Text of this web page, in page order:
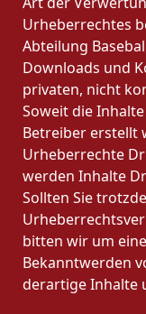
Urheberrechtes
Abteilung
Downloads und
privaten, nicht
Soweit die
Betreiber erstellt
Urheberrechte
werden Inhalte
Sollten Sie
bitten wir um
Bekanntwerden
derartige Inhalte